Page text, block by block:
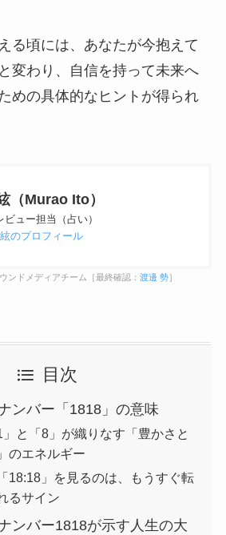
る頃には、あなたが今抱えて
変わり、自信を持って未来へ
めの具体的なヒントが得られ
（Murao Ito）
ビュー担当（占い）
のプロフィール
ドメディアチーム［最終確認： 渡邊 勢］
目次
ンバー「1818」の意味
と「8」が織りなす「豊かさと
のエネルギー
18:18」を見るのは、もうすぐ転
るサイン
ンバー1818が示す人生の大